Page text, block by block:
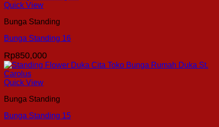
Quick View
Bunga Standing
Bunga Standing 16
Rp850,000
Quick View
Bunga Standing
Bunga Standing 15